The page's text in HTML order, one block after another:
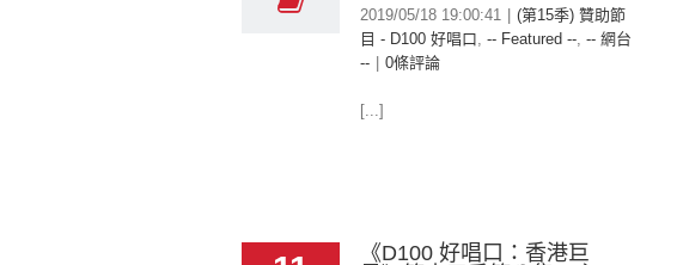
2019/05/18 19:00:41
(第15季) 贊助節
目 - D100 好唱口, -- Featured --, -- 網台
--
0條評論
[...]
《D100 好唱口：香港巨